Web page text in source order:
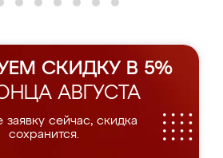
СКИДКУ В 5%
АВГУСТА
заявку сейчас, скидка
сохранится.